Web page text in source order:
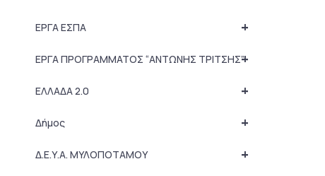
+
ΕΡΓΑ ΕΣΠΑ
+
ΕΡΓΑ ΠΡΟΓΡΑΜΜΑΤΟΣ “ΑΝΤΩΝΗΣ ΤΡΙΤΣΗΣ”
+
ΕΛΛΑΔΑ 2.0
+
Δήμος
+
Δ.Ε.Υ.Α. ΜΥΛΟΠΟΤΑΜΟΥ